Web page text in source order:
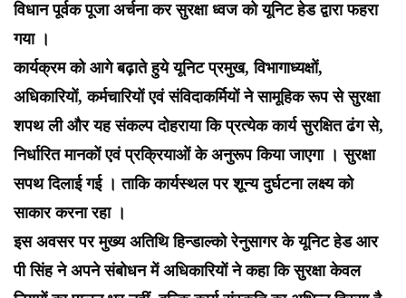
विधान पूर्वक पूजा अर्चना कर सुरक्षा ध्वज को यूनिट हेड द्वारा फहरा
गया ।
कार्यक्रम को आगे बढ़ाते हुये यूनिट प्रमुख, विभागाध्यक्षों,
अधिकारियों, कर्मचारियों एवं संविदाकर्मियों ने सामूहिक रूप से सुरक्षा
शपथ ली और यह संकल्प दोहराया कि प्रत्येक कार्य सुरक्षित ढंग से,
निर्धारित मानकों एवं प्रक्रियाओं के अनुरूप किया जाएगा । सुरक्षा
सपथ दिलाई गई । ताकि कार्यस्थल पर शून्य दुर्घटना लक्ष्य को
साकार करना रहा ।
इस अवसर पर मुख्य अतिथि हिन्डाल्को रेनुसागर के यूनिट हेड आर
पी सिंह ने अपने संबोधन में अधिकारियों ने कहा कि सुरक्षा केवल